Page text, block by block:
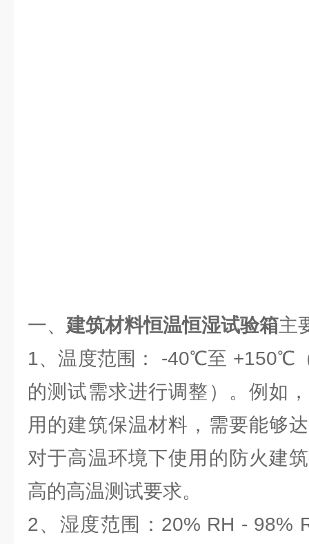
一、 建筑材料恒温恒湿试验箱主
1、温度范围： -40℃至 +150℃
的测试需求进行调整）。例如
用的建筑保温材料，需要能够
对于高温环境下使用的防火建
高的高温测试要求。
2、湿度范围：20% RH - 98%